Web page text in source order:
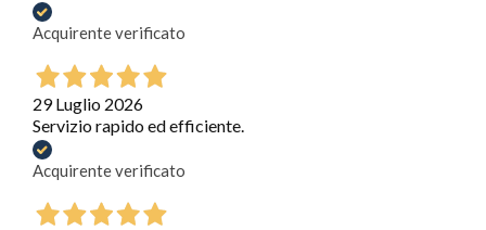
Acquirente verificato
29 Luglio 2026
Servizio rapido ed efficiente.
Acquirente verificato